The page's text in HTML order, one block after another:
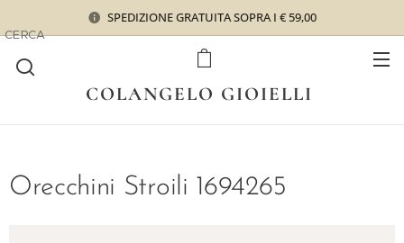
SPEDIZIONE GRATUITA SOPRA I € 59,00
COLANGELO GIOIELLI
CERCA
Orecchini Stroili 1694265